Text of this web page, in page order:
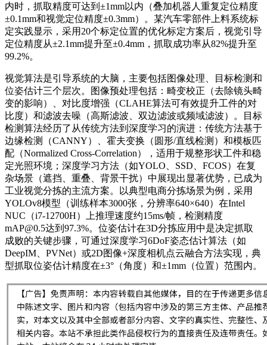
内时，抓取精度可达到±1mm以内（叠加机器人重复定位精度
±0.1mm和视觉定位精度±0.3mm）。某汽车零部件上料系统标
定实践显示，采用20个标定位置的优化标定方案后，视觉引导
定位精度从±2.1mm提升至±0.4mm，抓取成功率从82%提升至
99.2%。
视觉算法是引导系统的大脑，主要包括图像处理、目标检测和
位姿估计三个层次。图像预处理包括：畸变校正（去除镜头畸
变的影响）、对比度增强（CLAHE算法可有效提升工件的对
比度）和滤波去噪（高斯滤波、双边滤波或频域滤波）。目标
检测算法经历了从传统方法到深度学习的演进：传统方法基于
边缘检测（CANNY）、霍夫变换（圆形/直线检测）和模板匹
配（Normalized Cross-Correlation），适用于规整形状工件和稳
定光照环境；深度学习方法（如YOLO、SSD、FCOS）在复
杂场景（遮挡、重叠、背景干扰）中展现出显著优势，已成为
工业视觉分拣的主流方案。以典型电商分拣场景为例，采用
YOLOv8模型（训练样本3000张，分辨率640×640）在Intel
NUC（i7-12700H）上推理速度约15ms/帧，检测精度
mAP@0.5达到97.3%。位姿估计在3D分拣应用中是决定抓取
成败的关键步骤，可通过深度学习6DoF姿态估计算法（如
DeepIM、PVNet）或2D图像+深度相机点云融合方法实现，典
型抓取位姿估计精度在±3°（角度）和±1mm（位置）范围内。